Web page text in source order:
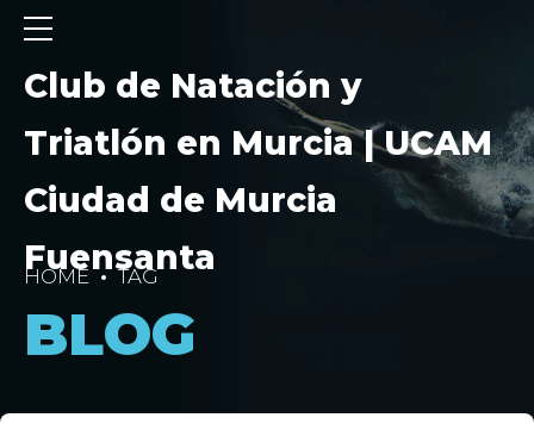
Club de Natación y
Triatlón en Murcia | UCAM
Ciudad de Murcia
Fuensanta
HOME TAG
BLOG